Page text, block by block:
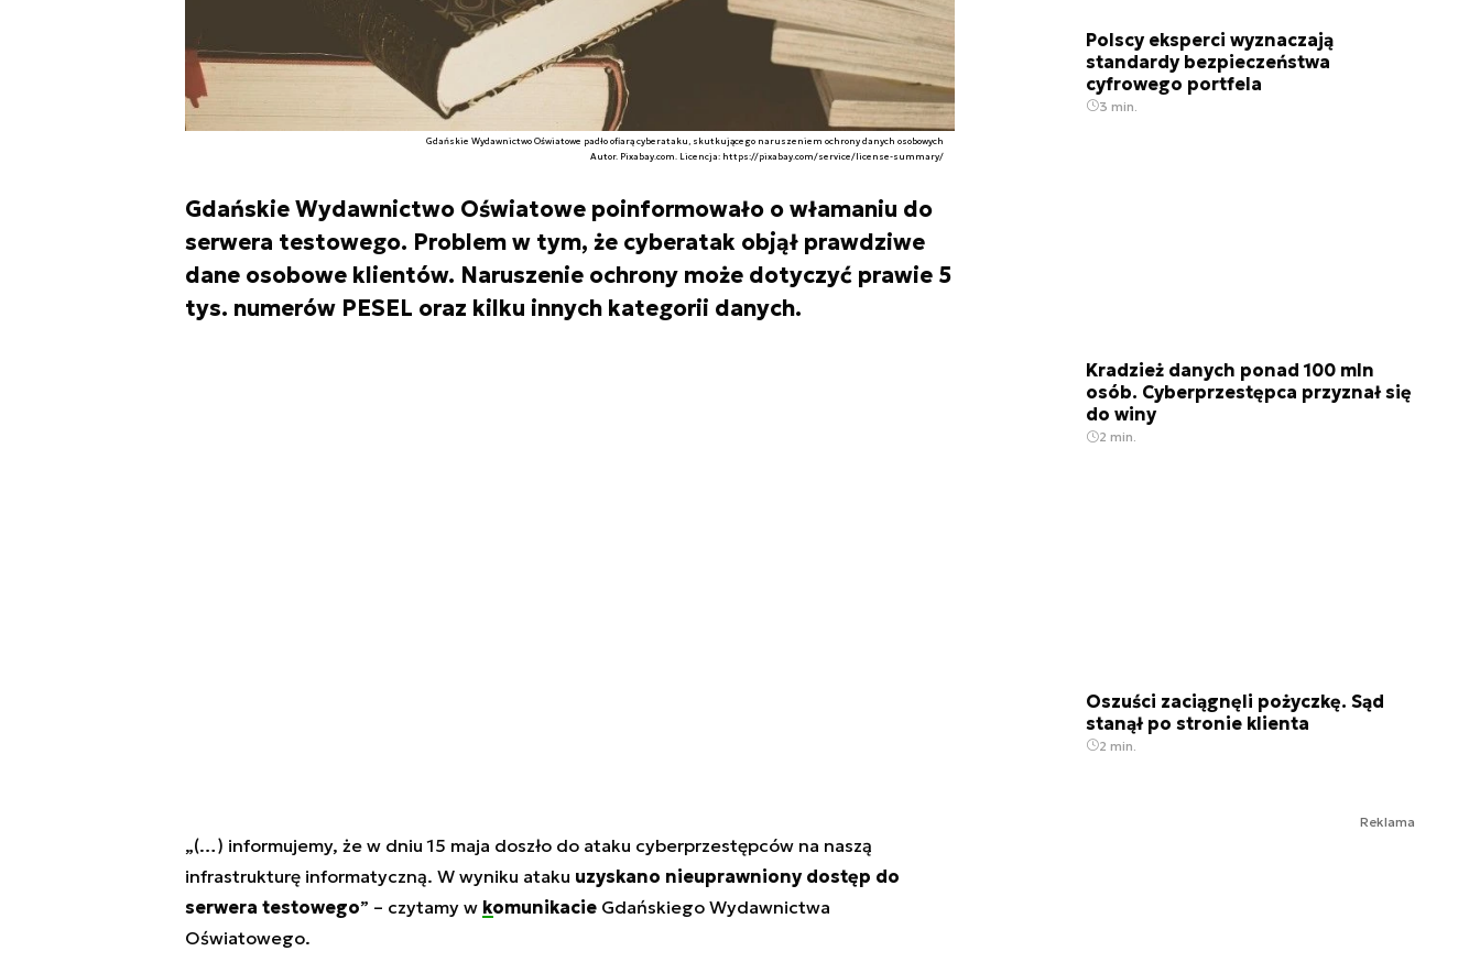
Gdańskie Wydawnictwo Oświatowe padło ofiarą cyberataku, skutkującego naruszeniem ochrony danych osobowych
Autor. Pixabay.com. Licencja: https://pixabay.com/service/license-summary/
Gdańskie Wydawnictwo Oświatowe poinformowało o włamaniu do
serwera testowego. Problem w tym, że cyberatak objął prawdziwe
dane osobowe klientów. Naruszenie ochrony może dotyczyć prawie 5
tys. numerów PESEL oraz kilku innych kategorii danych.
„(…) informujemy, że w dniu 15 maja doszło do ataku cyberprzestępców na naszą
infrastrukturę informatyczną. W wyniku ataku uzyskano nieuprawniony dostęp do
serwera testowego” – czytamy w komunikacieGdańskiego Wydawnictwa
Oświatowego.
Polscy eksperci wyznaczają
standardy bezpieczeństwa
cyfrowego portfela
3 min.
Kradzież danych ponad 100 mln
osób. Cyberprzestępca przyznał się
do winy
2 min.
Oszuści zaciągnęli pożyczkę. Sąd
stanął po stronie klienta
2 min.
Reklama